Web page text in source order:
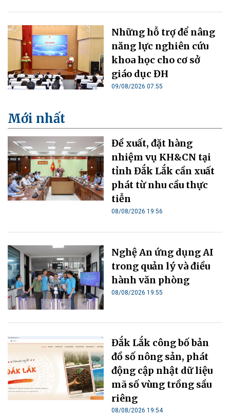
Những hỗ trợ để nâng
năng lực nghiên cứu
khoa học cho cơ sở
giáo dục ĐH
09/08/2026 07:55
Mới nhất
Đề xuất, đặt hàng
nhiệm vụ KH&CN tại
tỉnh Đắk Lắk cần xuất
phát từ nhu cầu thực
tiễn
08/08/2026 19:56
Nghệ An ứng dụng AI
trong quản lý và điều
hành văn phòng
08/08/2026 19:55
Đắk Lắk công bố bản
đồ số nông sản, phát
động cập nhật dữ liệu
mã số vùng trồng sầu
riêng
08/08/2026 19:54